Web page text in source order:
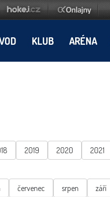
KLUB ARÉNA
2019 2020
2021
červenec srpen
září